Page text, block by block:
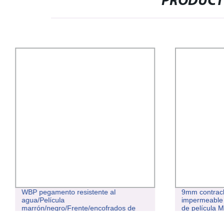
WBP pegamento resistente al
agua/Película
marrón/negro/Frente/encofrados de
9mm
de película